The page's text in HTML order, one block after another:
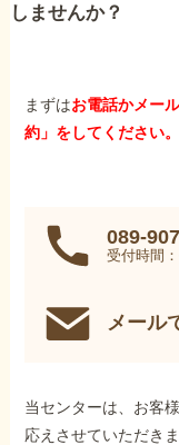
しませんか？
まずはお電話かメー
約」をしてください。
089-
受付時間
メール
当センターは、お客
応えさせていただき